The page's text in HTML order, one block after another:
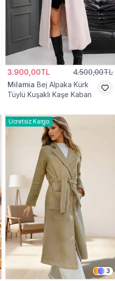
3.900,00TL 4.500,00TL
Milamia Bej Alpaka Kürk
Tüylü Kuşaklı Kaşe Kaban
Ücretsiz Kargo
3